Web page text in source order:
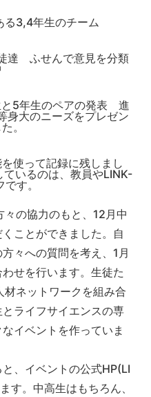
る3,4年生のチーム
達 ふせんで意見を分類
と5年生のペアの発表 進
身大のニーズをプレゼン
。
使って記録に残しまし
いるのは、教員やLINK-
す。
々の協力のもと、12月中
ことができました。自
々への質問を考え、1月
せを行います。生徒た
ネットワークを組み合
ライフサイエンスの専
イベントを作っていま
、イベントの公式HP(LI
す。中高生はもちろん、